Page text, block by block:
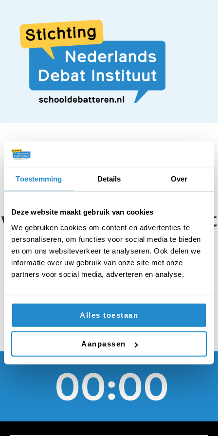
Toestemming Details Over
Deze website maakt gebruik van cookies
We gebruiken cookies om content en advertenties te
personaliseren, om functies voor social media te bieden
en om ons websiteverkeer te analyseren. Ook delen we
informatie over uw gebruik van onze site met onze
partners voor social media, adverteren en analyse.
Alles toestaan
Aanpassen
STELLING
Iedereen moet
volgend jaar een groot
vuurwerkpakket
krijgen van de
00:00